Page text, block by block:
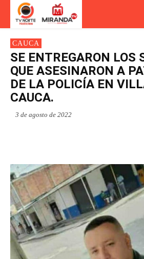
CAUCA
SE ENTREGARON LOS
QUE ASESINARON A
DE LA POLICÍA EN
CAUCA.
3 de agosto de 2022